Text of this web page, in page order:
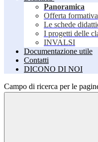
Panoramica
Offerta formativa
Le schede
I progetti delle
INVALSI
Documentazione utile
Contatti
DICONO DI NOI
Campo di ricerca per le